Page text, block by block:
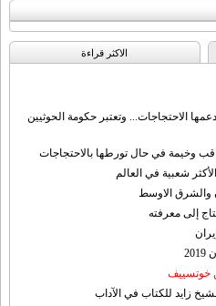
الاکثر قراءة
الاحتجاجات... وتعتبر حكومة الحوثيين
وخيمة في حال تورطها بالاحتجاجات
شعبية في العالم
والشرق الاوسط
إلى معرفته
خوتسييف
زايد للكتاب في الآداب